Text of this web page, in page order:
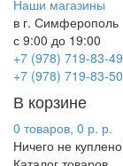
Наши магазины
в г. Симферополь
с 9:00 до 19:00
+7 (978) 719-83-
+7 (978) 719-83-50
В корзине
0 товаров, 0 р. р.
Ничего не